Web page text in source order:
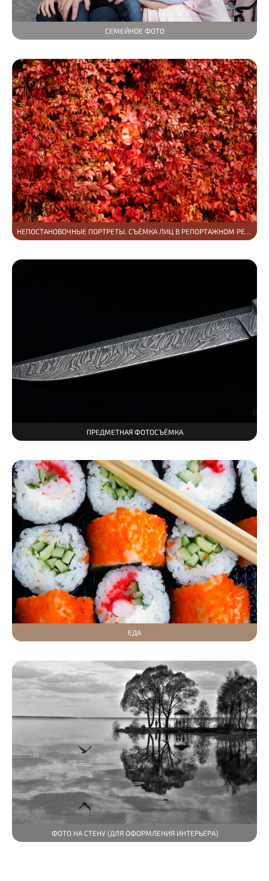
СЕМЕЙНОЕ ФОТО
НЕПОСТАНОВОЧНЫЕ ПОРТРЕТЫ. СЪЁМКА ЛИЦ В РЕПОРТАЖНОМ РЕЖИМЕ.
ПРЕДМЕТНАЯ ФОТОСЪЁМКА
ЕДА
ФОТО НА СТЕНУ (ДЛЯ ОФОРМЛЕНИЯ ИНТЕРЬЕРА)